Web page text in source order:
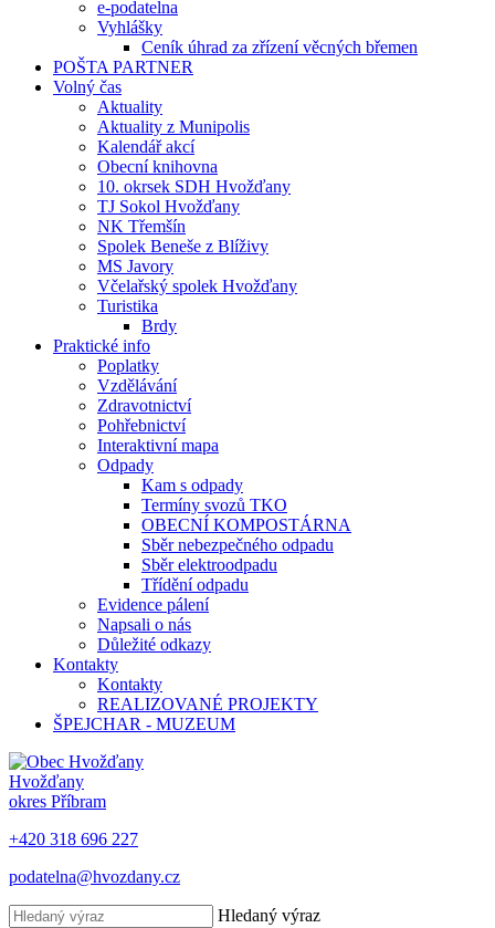
e-podatelna
Vyhlášky
Ceník úhrad za zřízení věcných břemen
POŠTA PARTNER
Volný čas
Aktuality
Aktuality z Munipolis
Kalendář akcí
Obecní knihovna
10. okrsek SDH Hvožďany
TJ Sokol Hvožďany
NK Třemšín
Spolek Beneše z Blíživy
MS Javory
Včelařský spolek Hvožďany
Turistika
Brdy
Praktické info
Poplatky
Vzdělávání
Zdravotnictví
Pohřebnictví
Interaktivní mapa
Odpady
Kam s odpady
Termíny svozů TKO
OBECNÍ KOMPOSTÁRNA
Sběr nebezpečného odpadu
Sběr elektroodpadu
Třídění odpadu
Evidence pálení
Napsali o nás
Důležité odkazy
Kontakty
Kontakty
REALIZOVANÉ PROJEKTY
ŠPEJCHAR - MUZEUM
Hvožďany
okres Příbram
+420 318 696 227
podatelna@hvozdany.cz
Hledaný výraz